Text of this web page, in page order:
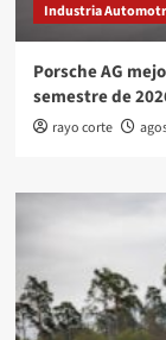
Industria
Porsche AG
semestre de
rayo corte